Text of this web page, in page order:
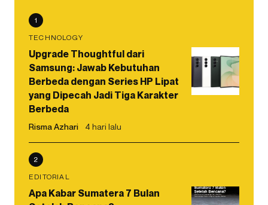
1
TECHNOLOGY
Upgrade Thoughtful dari
Samsung: Jawab Kebutuhan
Berbeda dengan Series HP Lipat
yang Dipecah Jadi Tiga Karakter
Berbeda
Risma Azhari 4 hari lalu
2
EDITORIAL
Apa Kabar Sumatera 7 Bulan